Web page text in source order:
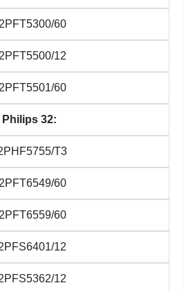
60
12
60
Philips 32:
T3
60
60
12
12